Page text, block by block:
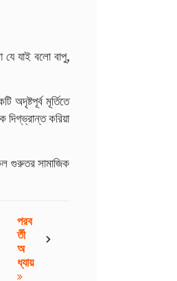
যাই বলো বাপু,
মূর্তিতে
দিগ্‌ভ্রান্ত করিয়া
গুরুতর সামাজিক
›
পরব
র্তী
অ
ধ্যায়